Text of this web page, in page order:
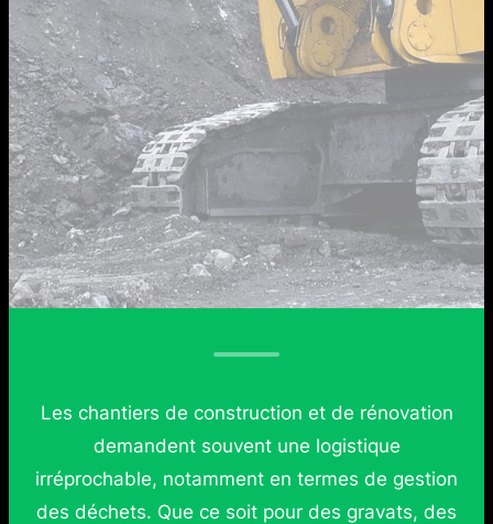
Les chantiers de construction et de rénovation
demandent souvent une logistique
irréprochable, notamment en termes de gestion
des déchets. Que ce soit pour des gravats, des